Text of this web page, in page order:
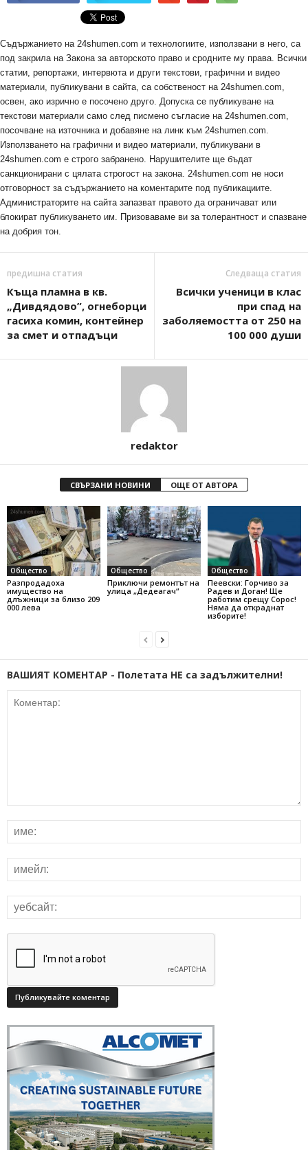
Съдържанието на 24shumen.com и технологиите, използвани в него, са
под закрила на Закона за авторското право и сродните му права. Всички
статии, репортажи, интервюта и други текстови, графични и видео
материали, публикувани в сайта, са собственост на 24shumen.com,
освен, ако изрично е посочено друго. Допуска се публикуване на
текстови материали само след писмено съгласие на 24shumen.com,
посочване на източника и добавяне на линк към 24shumen.com.
Използването на графични и видео материали, публикувани в
24shumen.com е строго забранено. Нарушителите ще бъдат
санкционирани с цялата строгост на закона. 24shumen.com не носи
отговорност за съдържанието на коментарите под публикациите.
Администраторите на сайта запазват правото да ограничават или
блокират публикуването им. Призоваваме ви за толерантност и спазване
на добрия тон.
предишна статия
Къща пламна в кв.
„Дивдядово”, огнеборци
гасиха комин, контейнер
за смет и отпадъци
Следваща статия
Всички ученици в клас
при спад на
заболяемостта от 250 на
100 000 души
redaktor
СВЪРЗАНИ НОВИНИ ОЩЕ ОТ АВТОРА
Общество
Разпродадоха
имущество на
длъжници за близо 209
000 лева
Общество
Приключи ремонтът на
улица „Дедеагач“
Общество
Пеевски: Горчиво за
Радев и Доган! Ще
работим срещу Сорос!
Няма да откраднат
изборите!
ВАШИЯТ КОМЕНТАР - Полетата НЕ са задължителни!